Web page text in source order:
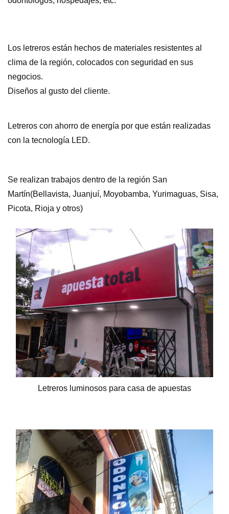
Los letreros están hechos de materiales resistentes al
clima de la región, colocados con seguridad en sus
negocios.
Diseños al gusto del cliente.
Letreros con ahorro de energía por que están realizadas
con la tecnología LED.
Se realizan trabajos dentro de la región San
Martín(Bellavista, Juanjuí, Moyobamba, Yurimaguas, Sisa,
Picota, Rioja y otros)
Letreros luminosos para casa de apuestas